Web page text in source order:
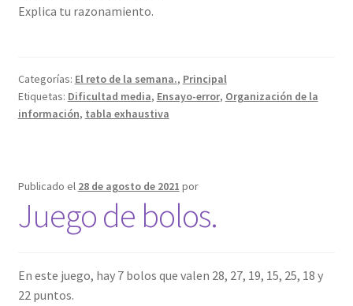
Explica tu razonamiento.
Categorías: El reto de la semana., Principal
Etiquetas: Dificultad media, Ensayo-error, Organización de la
información, tabla exhaustiva
Publicado el 28 de agosto de 2021 por
Juego de bolos.
En este juego, hay 7 bolos que valen 28, 27, 19, 15, 25, 18 y
22 puntos.